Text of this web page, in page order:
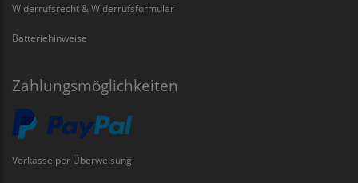
Widerrufsrecht & Widerrufsformular
Batteriehinweise
Zahlungsmöglichkeiten
Vorkasse per Überweisung